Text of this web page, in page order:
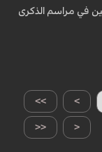
في مراسم الذكرى
>> >
<
<<